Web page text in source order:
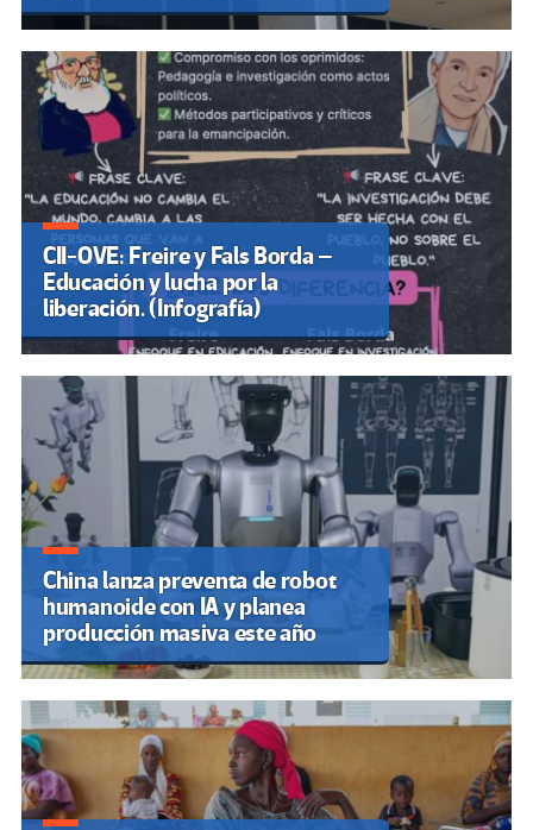
CII-OVE: Freire y Fals Borda –
Educación y lucha por la
liberación. (Infografía)
China lanza preventa de robot
humanoide con IA y planea
producción masiva este año